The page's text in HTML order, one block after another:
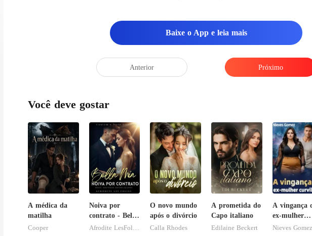
Baixe o App e leia mais
Anterior Próximo
Você deve gostar
A médica da
matilha
Cooper
Noiva por
contrato - Bella
Mia
O novo mundo
após o divórcio
Calla Rhodes
A prometida do
Capo italiano
Edilaine Beckert
A vingança
ex-mulher
curvilínea
Nieves Gomez